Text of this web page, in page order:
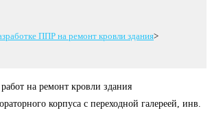
ППР на ремонт кровли здания>
на ремонт кровли здания
корпуса с переходной галереей, инв.